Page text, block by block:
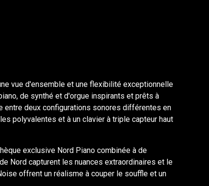
vue d'ensemble et une flexibilité exceptionnelle
de synthé et d'orgue inspirants et prêts à
entre deux configurations sonores différentes en
polyvalentes et à un clavier à triple capteur haut
exclusive Nord Piano combinée à de
Nord capturent les nuances extraordinaires et le
offrent un réalisme à couper le souffle et un